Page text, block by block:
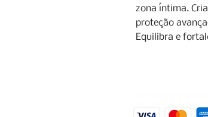
zona íntima.
proteção
Equilibra e